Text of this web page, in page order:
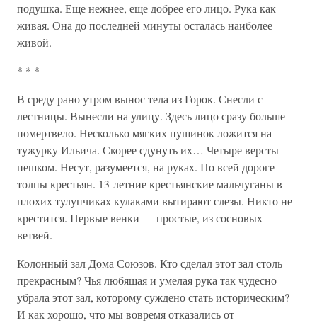
подушка. Еще нежнее, еще добрее его лицо. Рука как
живая. Она до последней минуты осталась наиболее
живой.
* * *
В среду рано утром вынос тела из Горок. Снесли с
лестницы. Вынесли на улицу. Здесь лицо сразу больше
помертвело. Несколько мягких пушинок ложится на
тужурку Ильича. Скорее сдунуть их… Четыре версты
пешком. Несут, разумеется, на руках. По всей дороге
толпы крестьян. 13-летние крестьянские мальчуганы в
плохих тулупчиках кулаками вытирают слезы. Никто не
крестится. Первые венки — простые, из сосновых
ветвей.
Колонный зал Дома Союзов. Кто сделал этот зал столь
прекрасным? Чья любящая и умелая рука так чудесно
убрала этот зал, которому суждено стать историческим?
И как хорошо, что мы вовремя отказались от